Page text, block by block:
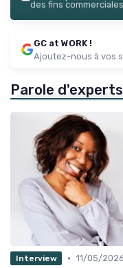
des fins
GC at WORK !
Ajoutez-nous à vos
Parole d'experts
Interview • 11/05/2026